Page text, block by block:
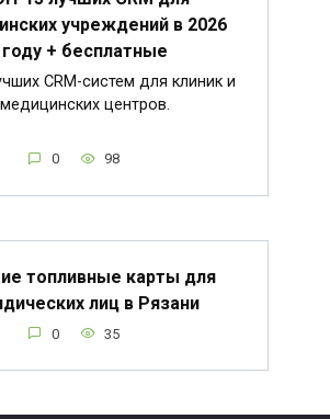
учреждений в 2026
году + бесплатные
CRM-систем для клиник и
медицинских центров.
0 98
топливные карты для
лиц в Рязани
0 35